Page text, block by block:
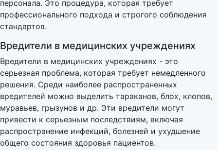
персонала. Это процедура, которая требует
профессионального подхода и строгого соблюдения
стандартов.
Вредители в медицинских учреждениях
Вредители в медицинских учреждениях - это
серьезная проблема, которая требует немедленного
решения. Среди наиболее распространенных
вредителей можно выделить тараканов, блох, клопов,
муравьев, грызунов и др. Эти вредители могут
привести к серьезным последствиям, включая
распространение инфекций, болезней и ухудшение
общего состояния здоровья пациентов.